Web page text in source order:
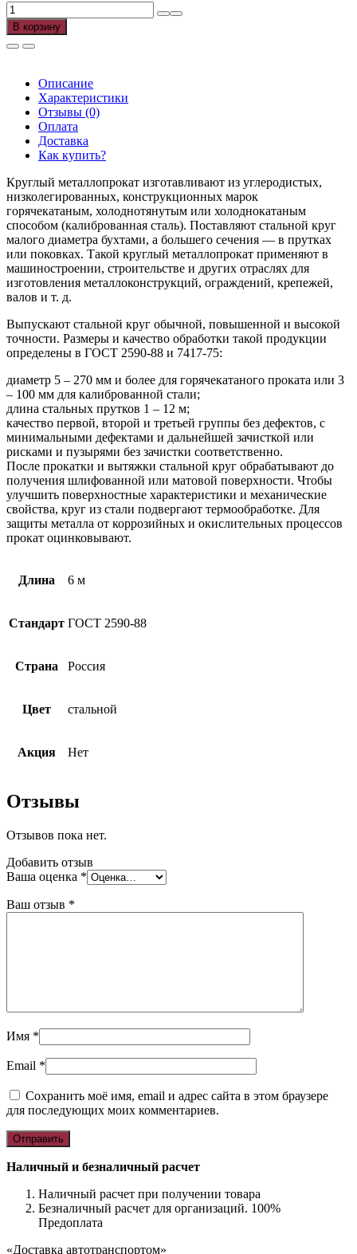
Количество
товара
Круг
стальной
8мм
ГОСТ
2590-
(6м),
В корзину
Описание
Характеристики
Отзывы (0)
Оплата
Доставка
Как купить?
Круглый металлопрокат изготавливают из углеродистых,
низколегированных, конструкционных марок
горячекатаным, холоднотянутым или холоднокатаным
способом (калиброванная сталь). Поставляют стальной круг
малого диаметра бухтами, а большего сечения — в прутках
или поковках. Такой круглый металлопрокат применяют в
машиностроении, строительстве и других отраслях для
изготовления металлоконструкций, ограждений, крепежей,
валов и т. д.
Выпускают стальной круг обычной, повышенной и высокой
точности. Размеры и качество обработки такой продукции
определены в ГОСТ 2590-88 и 7417-75:
диаметр 5 – 270 мм и более для горячекатаного проката или 3
– 100 мм для калиброванной стали;
длина стальных прутков 1 – 12 м;
качество первой, второй и третьей группы без дефектов, с
минимальными дефектами и дальнейшей зачисткой или
рисками и пузырями без зачистки соответственно.
После прокатки и вытяжки стальной круг обрабатывают до
получения шлифованной или матовой поверхности. Чтобы
улучшить поверхностные характеристики и механические
свойства, круг из стали подвергают термообработке. Для
защиты металла от коррозийных и окислительных процессов
прокат оцинковывают.
Длина 6 м
Стандарт ГОСТ 2590-88
Страна Россия
Цвет стальной
Акция Нет
Отзывы
Отзывов пока нет.
Добавить отзыв
Ваша оценка *
Ваш отзыв *
Имя *
Email *
Сохранить моё имя, email и адрес сайта в этом браузере
для последующих моих комментариев.
Наличный и безналичный расчет
Наличный расчет при получении товара
Безналичный расчет для организаций. 100%
Предоплата
«Доставка автотранспортом»